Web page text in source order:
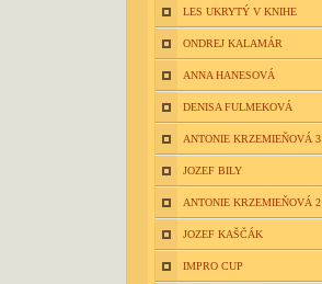
LES UKRYTÝ V KNIHE
ONDREJ KALAMÁR
ANNA HANESOVÁ
DENISA FULMEKOVÁ
ANTONIE KRZEMIEŇOVÁ 3
JOZEF BILY
ANTONIE KRZEMIEŇOVÁ 2
JOZEF KAŠČÁK
IMPRO CUP